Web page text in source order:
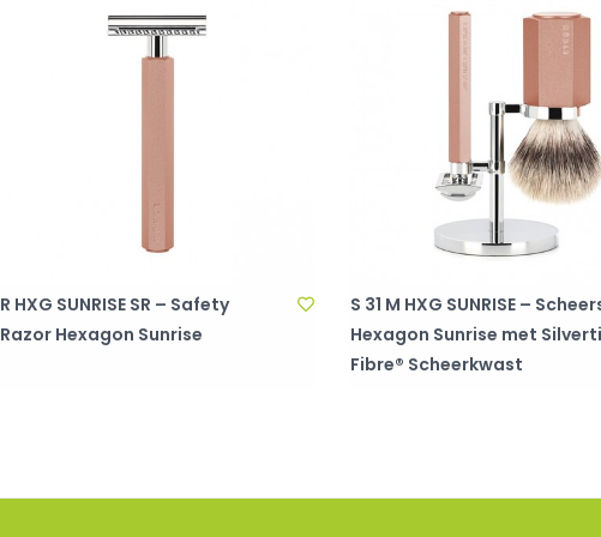
R HXG SUNRISE SR – Safety
Razor Hexagon Sunrise
S 31 M HXG SUNRISE –
Hexagon Sunrise met
Fibre® Scheerkwast